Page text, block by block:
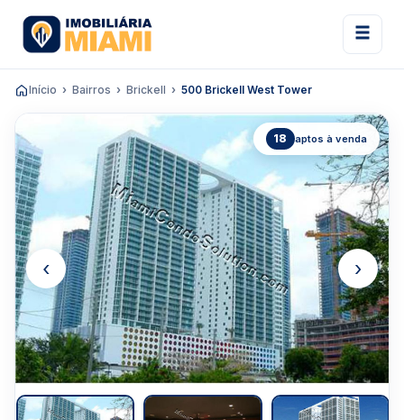
Início Bairros Brickell 500 Brickell West Tower
18 aptos à venda
‹ ›